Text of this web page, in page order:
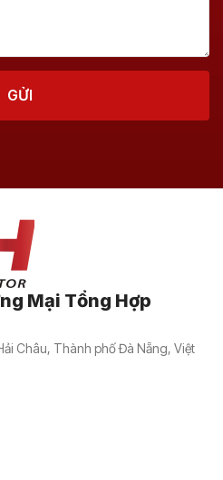
Mại Tổng Hợp
Châu, Thành phố Đà Nẵng, Việt